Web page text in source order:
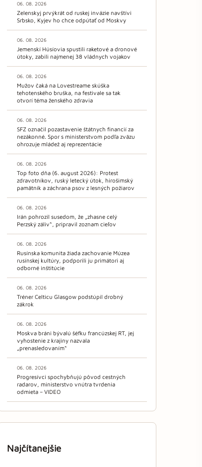
06. 08. 2026
Zelenskyj prvýkrát od ruskej invázie navštívi
Srbsko, Kyjev ho chce odpútať od Moskvy
06. 08. 2026
Jemenskí Húsíovia spustili raketové a dronové
útoky, zabili najmenej 38 vládnych vojakov
06. 08. 2026
Mužov čaká na Lovestreame skúška
tehotenského bruška, na festivale sa tak
otvorí téma ženského zdravia
06. 08. 2026
SFZ označil pozastavenie štátnych financií za
nezákonné. Spor s ministerstvom podľa zväzu
ohrozuje mládež aj reprezentácie
06. 08. 2026
Top foto dňa (6. august 2026): Protest
zdravotníkov, ruský letecký útok, hirošimský
pamätník a záchrana psov z lesných požiarov
06. 08. 2026
Irán pohrozil susedom, že „zhasne celý
Perzský záliv“, pripravil zoznam cieľov
06. 08. 2026
Rusínska komunita žiada zachovanie Múzea
rusínskej kultúry, podporili ju primátori aj
odborné inštitúcie
06. 08. 2026
Tréner Celticu Glasgow podstúpil drobný
zákrok
06. 08. 2026
Moskva bráni bývalú šéfku francúzskej RT, jej
vyhostenie z krajiny nazvala
„prenasledovaním“
06. 08. 2026
Progresívci spochybňujú pôvod cestných
radarov, ministerstvo vnútra tvrdenia
odmieta – VIDEO
Najčítanejšie